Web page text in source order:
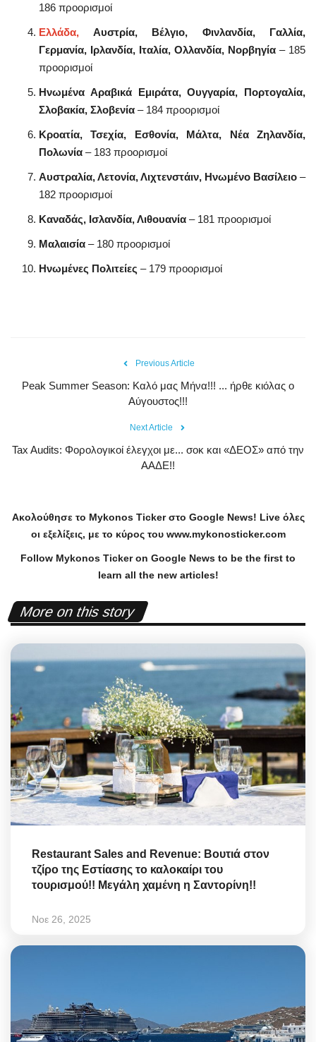
186 προορισμοί
Ελλάδα,
Αυστρία, Βέλγιο, Φινλανδία, Γαλλία,
Γερμανία, Ιρλανδία, Ιταλία, Ολλανδία, Νορβηγία – 185
προορισμοί
Ηνωμένα Αραβικά Εμιράτα, Ουγγαρία, Πορτογαλία,
Σλοβακία, Σλοβενία – 184 προορισμοί
Κροατία, Τσεχία, Εσθονία, Μάλτα, Νέα Ζηλανδία,
Πολωνία – 183 προορισμοί
Αυστραλία, Λετονία, Λιχτενστάιν, Ηνωμένο Βασίλειο –
182 προορισμοί
Καναδάς, Ισλανδία, Λιθουανία – 181 προορισμοί
Μαλαισία – 180 προορισμοί
Ηνωμένες Πολιτείες – 179 προορισμοί
Previous Article
Peak Summer Season: Kαλό μας Μήνα!!! ... ήρθε κιόλας ο
Αύγουστος!!!
Next Article
Tax Audits: Φορολογικοί έλεγχοι με... σοκ και «ΔΕΟΣ» από την
ΑΑΔΕ!!
Ακολούθησε το Mykonos Tickerστο Google News! Liveόλες
οι εξελίξεις, με το κύρος του www.mykonosticker.com
Follow Mykonos Ticker on Google News to be the first to
learn all the new articles!
More on this story
Restaurant Sales and Revenue: Βουτιά στον
τζίρο της Εστίασης το καλοκαίρι του
τουρισμού!! Μεγάλη χαμένη η Σαντορίνη!!
Νοε 26, 2025